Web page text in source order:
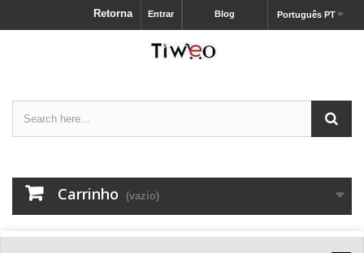
Português PT
Blog
Entrar
Retorna
Carrinho (vazio)